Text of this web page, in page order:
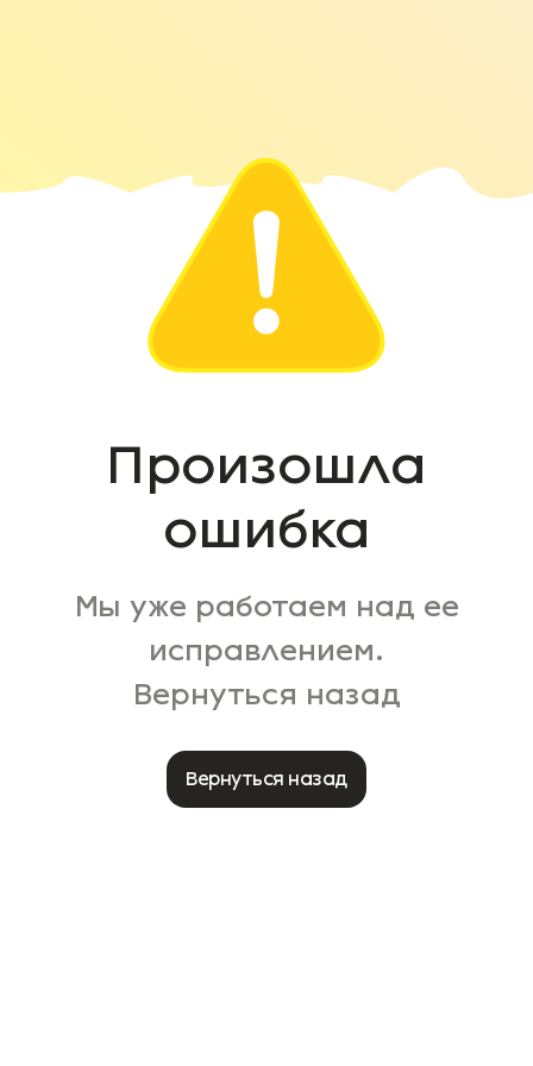
Произошла
ошибка
Мы уже работаем над ее
исправлением.
Вернуться назад
Вернуться назад